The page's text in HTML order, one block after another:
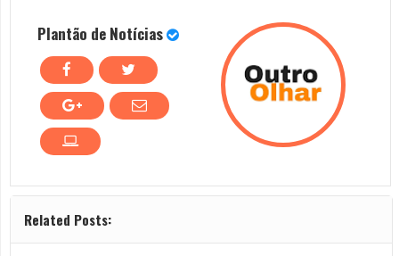
Plantão de Notícias
Related Posts: